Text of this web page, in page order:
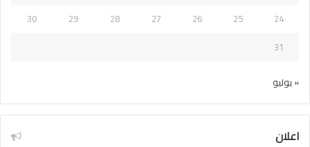
24
25
26
27
28
29
30
31
« يوليو
اعلان